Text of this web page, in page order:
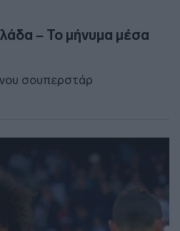
– Το μήνυμα μέσα
σουπερστάρ